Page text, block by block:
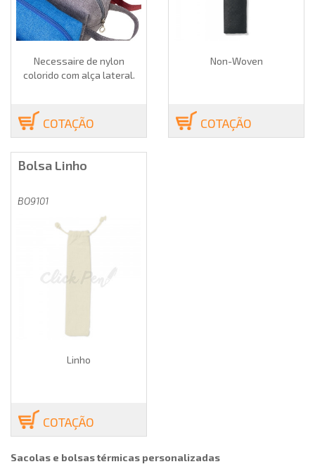
Necessaire de nylon
colorido com alça lateral.
COTAÇÃO
Non-Woven
COTAÇÃO
Bolsa Linho
BO9101
Linho
COTAÇÃO
Sacolas e bolsas térmicas personalizadas